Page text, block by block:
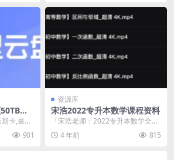
容
卡,最高
、官方
901
资源库
宋浩2022专升本数学课程资料
「宋浩老师：2022专升本数学全程
班」https://www.aliyundri...
4 年前 815